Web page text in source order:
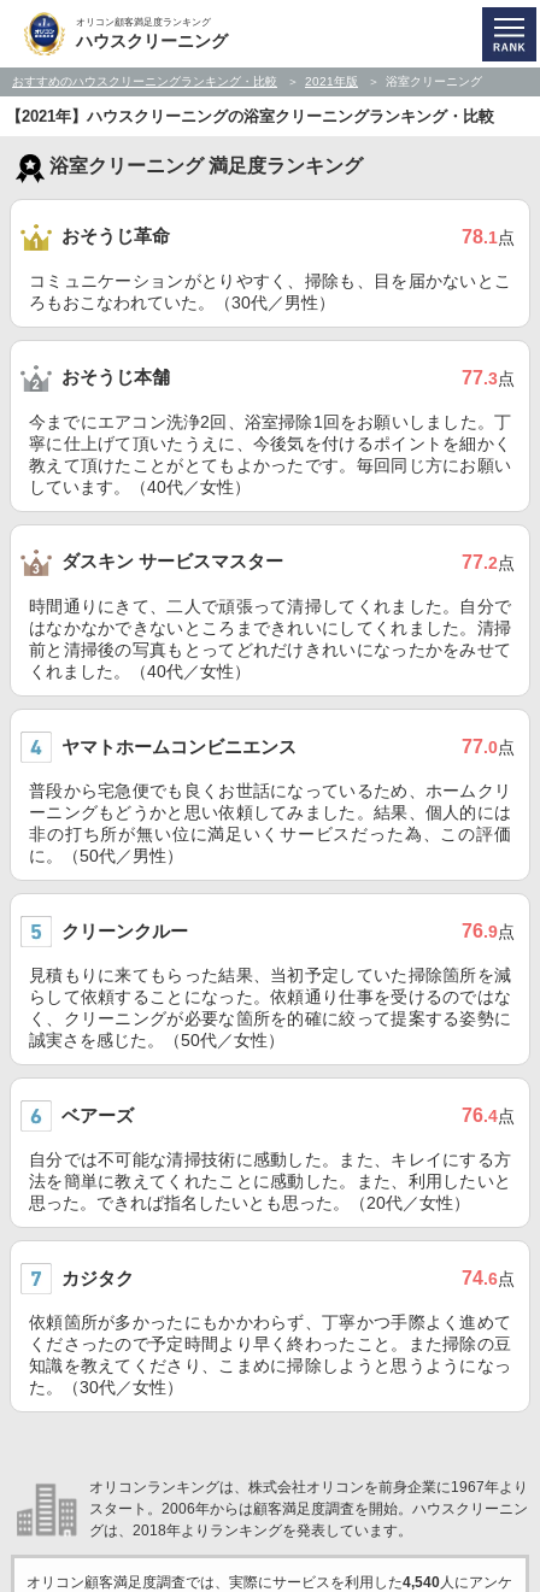
オリコン顧客満足度ランキング
ハウスクリーニング
おすすめのハウスクリーニングランキング・比較 2021年版 浴室クリーニング
【2021年】ハウスクリーニングの浴室クリーニングランキング・比較
浴室クリーニング 満足度ランキング
おそうじ革命 78.1点
コミュニケーションがとりやすく、掃除も、目を届かないとこ
ろもおこなわれていた。（30代／男性）
おそうじ本舗 77.3点
今までにエアコン洗浄2回、浴室掃除1回をお願いしました。丁
寧に仕上げて頂いたうえに、今後気を付けるポイントを細かく
教えて頂けたことがとてもよかったです。毎回同じ方にお願い
しています。（40代／女性）
ダスキン サービスマスター 77.2点
時間通りにきて、二人で頑張って清掃してくれました。自分で
はなかなかできないところまできれいにしてくれました。清掃
前と清掃後の写真もとってどれだけきれいになったかをみせて
くれました。（40代／女性）
ヤマトホームコンビニエンス 77.0点
普段から宅急便でも良くお世話になっているため、ホームクリ
ーニングもどうかと思い依頼してみました。結果、個人的には
非の打ち所が無い位に満足いくサービスだった為、この評価
に。（50代／男性）
クリーンクルー 76.9点
見積もりに来てもらった結果、当初予定していた掃除箇所を減
らして依頼することになった。依頼通り仕事を受けるのではな
く、クリーニングが必要な箇所を的確に絞って提案する姿勢に
誠実さを感じた。（50代／女性）
ベアーズ 76.4点
自分では不可能な清掃技術に感動した。また、キレイにする方
法を簡単に教えてくれたことに感動した。また、利用したいと
思った。できれば指名したいとも思った。（20代／女性）
カジタク 74.6点
依頼箇所が多かったにもかかわらず、丁寧かつ手際よく進めて
くださったので予定時間より早く終わったこと。また掃除の豆
知識を教えてくださり、こまめに掃除しようと思うようになっ
た。（30代／女性）
オリコンランキングは、株式会社オリコンを前身企業に1967年より
スタート。2006年からは顧客満足度調査を開始。ハウスクリーニン
グは、2018年よりランキングを発表しています。
オリコン顧客満足度調査では、実際にサービスを利用した4,540人にアンケ